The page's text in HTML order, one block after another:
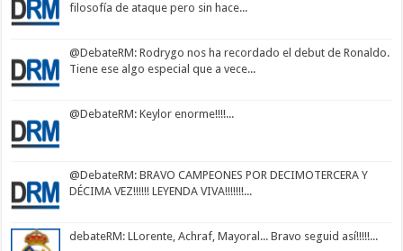
filosofía de ataque pero sin hace...
@DebateRM: Rodrygo nos ha recordado el debut de Ronaldo.
Tiene ese algo especial que a vece...
@DebateRM: Keylor enorme!!!!...
@DebateRM: BRAVO CAMPEONES POR DECIMOTERCERA Y
DÉCIMA VEZ!!!!!! LEYENDA VIVA!!!!!!!...
debateRM: LLorente, Achraf, Mayoral... Bravo seguid así!!!!!...